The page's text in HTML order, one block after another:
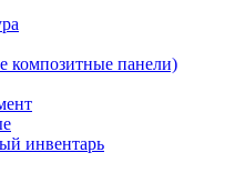
панели)
инвентарь